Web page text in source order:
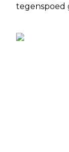
tegenspoed